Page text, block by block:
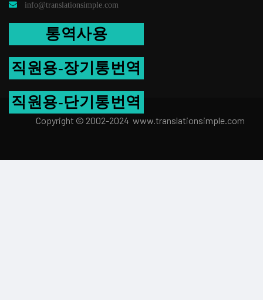
info@translationsimple.com
통역사용
직원용-장기통번역
직원용-단기통번역
Copyright © 2002-2024